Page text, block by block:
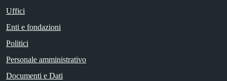
Uffici
Enti e fondazioni
Politici
Personale amministrativo
Documenti e Dati